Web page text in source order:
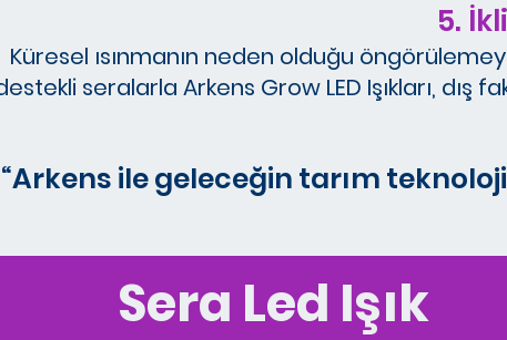
5.
Küresel ısınmanın neden olduğu
seralarla Arkens Grow LED Işıkları, dış
“Arkens ile geleceğin tarım
​Sera Led Işık